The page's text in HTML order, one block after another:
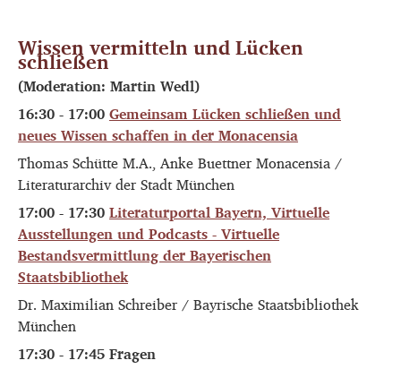
Wissen vermitteln und Lücken
schließen
(Moderation: Martin Wedl)
16:30 - 17:00Gemeinsam Lücken schließen und
neues Wissen schaffen in der Monacensia
Thomas Schütte M.A., Anke Buettner Monacensia /
Literaturarchiv der Stadt München
17:00 - 17:30Literaturportal Bayern, Virtuelle
Ausstellungen und Podcasts - Virtuelle
Bestandsvermittlung der Bayerischen
Staatsbibliothek
Dr. Maximilian Schreiber / Bayrische Staatsbibliothek
München
17:30 - 17:45 Fragen